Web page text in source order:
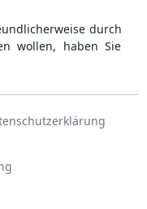
durch
wollen, haben Sie